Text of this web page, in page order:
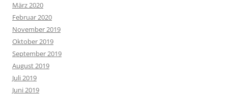
März 2020
Februar 2020
November 2019
Oktober 2019
September 2019
August 2019
Juli 2019
Juni 2019